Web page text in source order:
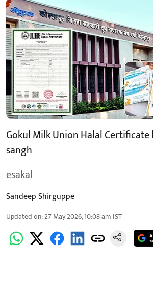
Gokul Milk Union Halal
sangh
esakal
Sandeep Shirguppe
Updated on:27 May 2026, 10:08 am IST